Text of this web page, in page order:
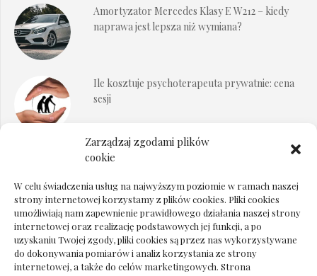
Zarządzaj zgodami plików
cookie
W celu świadczenia usług na najwyższym poziomie w ramach naszej
strony internetowej korzystamy z plików cookies. Pliki cookies
umożliwiają nam zapewnienie prawidłowego działania naszej strony
internetowej oraz realizację podstawowych jej funkcji, a po
uzyskaniu Twojej zgody, pliki cookies są przez nas wykorzystywane
do dokonywania pomiarów i analiz korzystania ze strony
internetowej, a także do celów marketingowych. Strona
Amortyzator Mercedes Klasy E W212 – kiedy
naprawa jest lepsza niż wymiana?
Ile kosztuje psychoterapeuta prywatnie: cena
sesji
Dokumenty do odbioru przy zmianie biura
Deska podłogowa do salonu: jak wybrać bez
pośpiechu